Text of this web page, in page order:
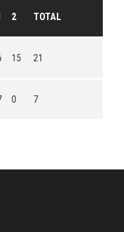
2 TOTAL
15 21
0 7